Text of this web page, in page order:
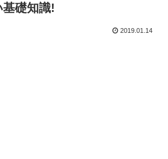
礎知識!
2019.01.14